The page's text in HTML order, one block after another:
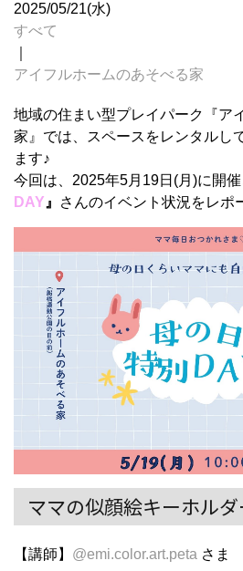
2025/05/21(水)
すべて
アイフルホームのあそべる家
地域の住まい型プレイパーク『ア
家』では、スペースをレンタルし
ます♪
今回は、2025年5月19日(月)に開催
DAY 』 さんのイベント状況をレポ
ママの似顔絵キーホルダ
【講師】 @emi.color.art.peta さま